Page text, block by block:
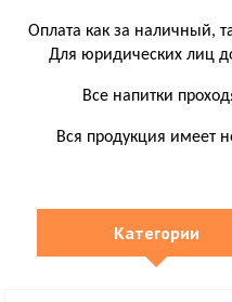
Оплата как за наличный,
Для юридических лиц
Все напитки
Вся продукция имеет
Категории